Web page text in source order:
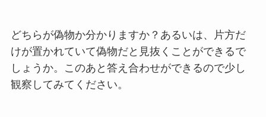
どちらが偽物か分かりますか？あるいは、片方だ
けが置かれていて偽物だと見抜くことができるで
しょうか。このあと答え合わせができるので少し
観察してみてください。